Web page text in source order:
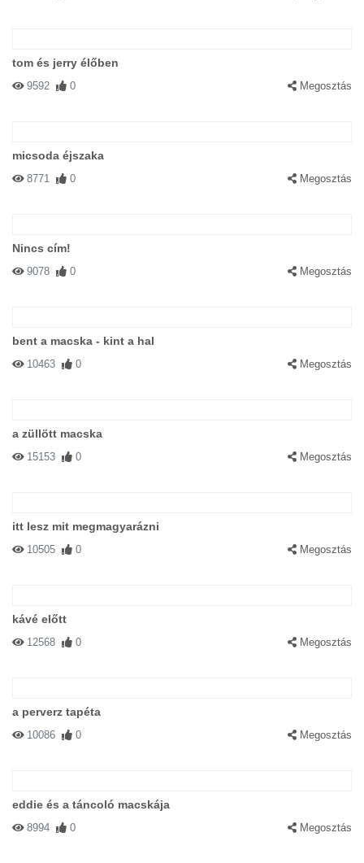
tom és jerry élőben
9592 0 Megosztás
micsoda éjszaka
8771 0 Megosztás
Nincs cím!
9078 0 Megosztás
bent a macska - kint a hal
10463 0 Megosztás
a züllött macska
15153 0 Megosztás
itt lesz mit megmagyarázni
10505 0 Megosztás
kávé előtt
12568 0 Megosztás
a perverz tapéta
10086 0 Megosztás
eddie és a táncoló macskája
8994 0 Megosztás